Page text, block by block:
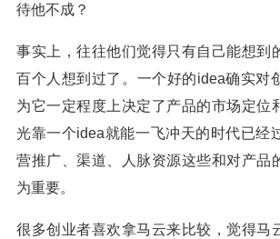
待他不成？
事实上，往往他们觉得只有自己能想到
百个人想到过了。一个好的idea确实对
为它一定程度上决定了产品的市场定位
光靠一个idea就能一飞冲天的时代已经
营推广、渠道、人脉资源这些和对产品
为重要。
很多创业者喜欢拿马云来比较，觉得马